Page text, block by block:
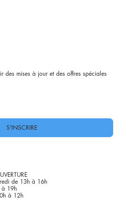
des mises à jour et des offres spéciales
S'INSCRIRE
de 13h à 16h
à 19h
à 12h